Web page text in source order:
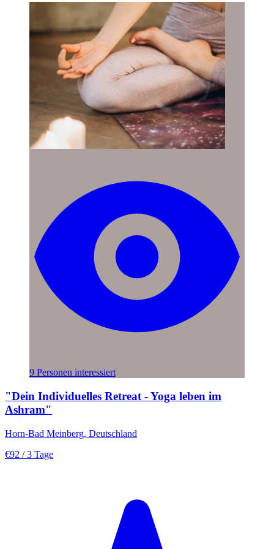
9 Personen interessiert
"Dein Individuelles Retreat - Yoga leben im
Ashram"
Horn-Bad Meinberg, Deutschland
€92 / 3 Tage